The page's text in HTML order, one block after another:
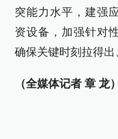
突能力水平，建强
资设备，加强针对
确保关键时刻拉得出
（全媒体记者 章 龙）